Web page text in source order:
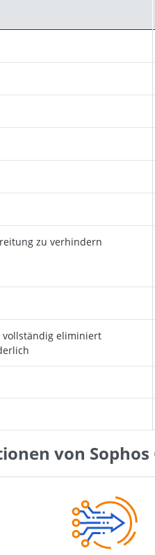
zu verhindern
vollständig eliminiert
von Sophos